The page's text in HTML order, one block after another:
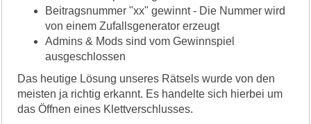
Beitragsnummer "xx" gewinnt - Die Nummer wird
von einem Zufallsgenerator erzeugt
Admins & Mods sind vom Gewinnspiel
ausgeschlossen
Das heutige Lösung unseres Rätsels wurde von den
meisten ja richtig erkannt. Es handelte sich hierbei um
das Öffnen eines Klettverschlusses.